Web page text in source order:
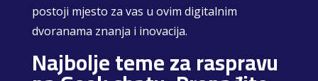
postoji mjesto za vas u ovim digitalnim
dvoranama znanja i inovacija.
Najbolje teme za raspravu